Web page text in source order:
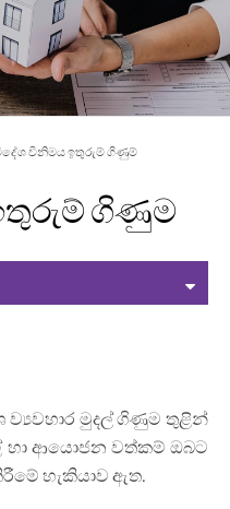
විනිමය ඉතුරුම් ගිණුම්
ගිණුම
ව්‍යවහාර මුදල් ගිණුම තුළින්
හා ආයොජන වත්කම් ඔබට
හැකියාව ඇත.